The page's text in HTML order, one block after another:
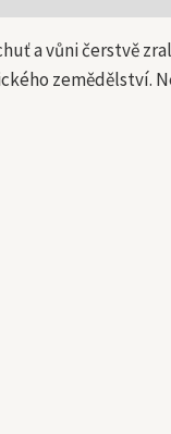
a vůni čerstvě
zemědělství.